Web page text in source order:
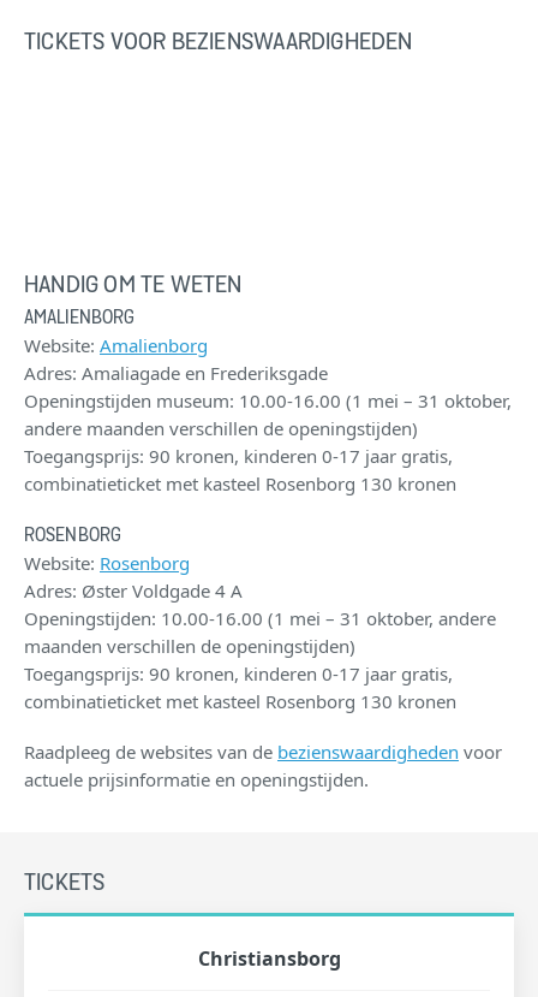
TICKETS VOOR BEZIENSWAARDIGHEDEN
HANDIG OM TE WETEN
AMALIENBORG
Website: Amalienborg
Adres: Amaliagade en Frederiksgade
Openingstijden museum: 10.00-16.00 (1 mei – 31 oktober,
andere maanden verschillen de openingstijden)
Toegangsprijs: 90 kronen, kinderen 0-17 jaar gratis,
combinatieticket met kasteel Rosenborg 130 kronen
ROSENBORG
Website: Rosenborg
Adres: Øster Voldgade 4 A
Openingstijden: 10.00-16.00 (1 mei – 31 oktober, andere
maanden verschillen de openingstijden)
Toegangsprijs: 90 kronen, kinderen 0-17 jaar gratis,
combinatieticket met kasteel Rosenborg 130 kronen
Raadpleeg de websites van de bezienswaardigheden voor
actuele prijsinformatie en openingstijden.
TICKETS
Christiansborg